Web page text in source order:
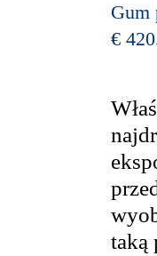
Gum
€
taką